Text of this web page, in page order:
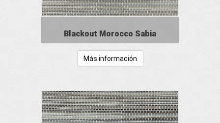
Blackout Morocco Sabia
Más información